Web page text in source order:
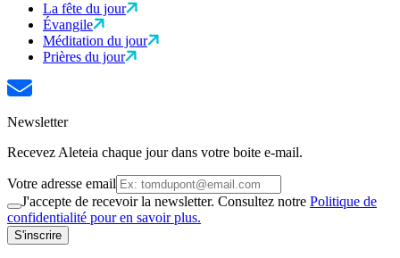
La fête du jour
Évangile
Méditation du jour
Prières du jour
Newsletter
Recevez Aleteia chaque jour dans votre boite e-mail.
Votre adresse email
J'accepte de recevoir la newsletter. Consultez notre Politique de
confidentialité pour en savoir plus.
S'inscrire